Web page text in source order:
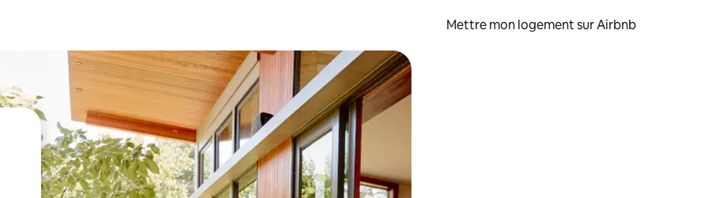
Mettre mon logement sur Airbnb